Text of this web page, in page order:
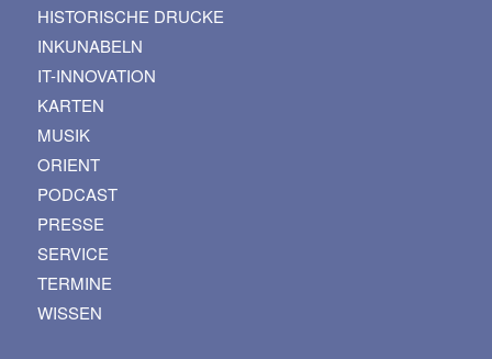
HISTORISCHE DRUCKE
INKUNABELN
IT-INNOVATION
KARTEN
MUSIK
ORIENT
PODCAST
PRESSE
SERVICE
TERMINE
WISSEN